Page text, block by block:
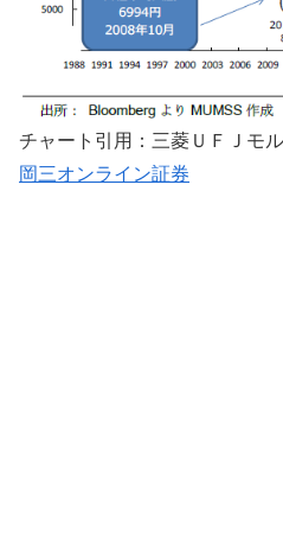
チャート引用：三菱ＵＦＪモ
岡三オンライン証券